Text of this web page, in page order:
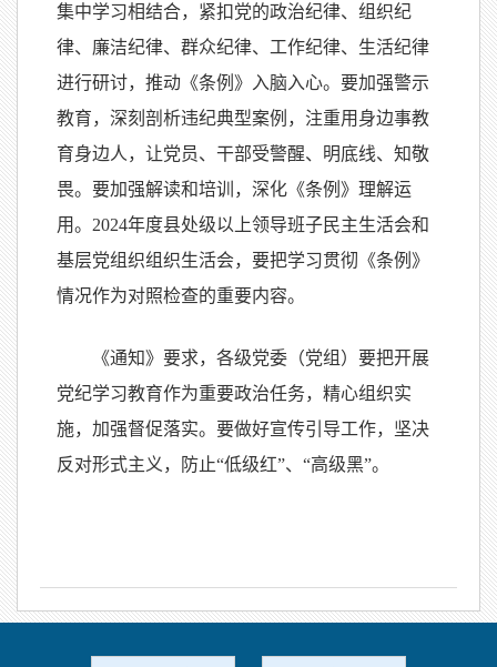
集中学习相结合，紧扣党的政治纪律、组织纪
律、廉洁纪律、群众纪律、工作纪律、生活纪律
进行研讨，推动《条例》入脑入心。要加强警示
教育，深刻剖析违纪典型案例，注重用身边事教
育身边人，让党员、干部受警醒、明底线、知敬
畏。要加强解读和培训，深化《条例》理解运
用。2024年度县处级以上领导班子民主生活会和
基层党组织组织生活会，要把学习贯彻《条例》
情况作为对照检查的重要内容。
《通知》要求，各级党委（党组）要把开展
党纪学习教育作为重要政治任务，精心组织实
施，加强督促落实。要做好宣传引导工作，坚决
反对形式主义，防止“低级红”、“高级黑”。